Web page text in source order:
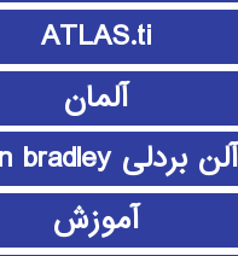
ATLAS.ti
آلمان
آلن بردلی Allen bradley
آموزش